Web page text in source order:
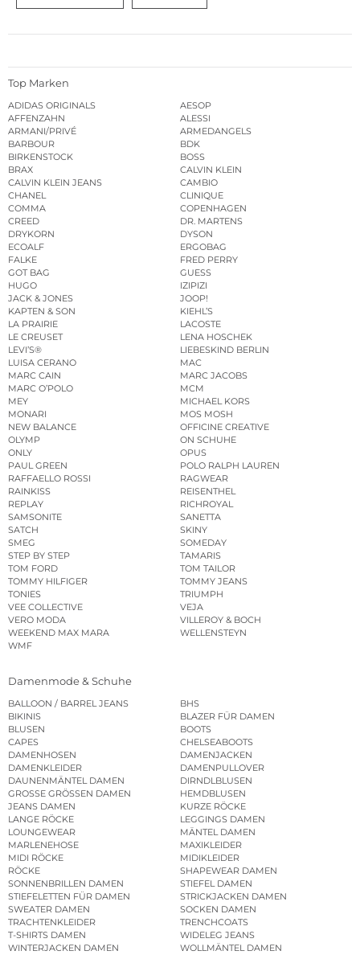
Top Marken
ADIDAS ORIGINALS
AESOP
AFFENZAHN
ALESSI
ARMANI/PRIVÉ
ARMEDANGELS
BARBOUR
BDK
BIRKENSTOCK
BOSS
BRAX
CALVIN KLEIN
CALVIN KLEIN JEANS
CAMBIO
CHANEL
CLINIQUE
COMMA
COPENHAGEN
CREED
DR. MARTENS
DRYKORN
DYSON
ECOALF
ERGOBAG
FALKE
FRED PERRY
GOT BAG
GUESS
HUGO
IZIPIZI
JACK & JONES
JOOP!
KAPTEN & SON
KIEHL’S
LA PRAIRIE
LACOSTE
LE CREUSET
LENA HOSCHEK
LEVI’S®
LIEBESKIND BERLIN
LUISA CERANO
MAC
MARC CAIN
MARC JACOBS
MARC O’POLO
MCM
MEY
MICHAEL KORS
MONARI
MOS MOSH
NEW BALANCE
OFFICINE CREATIVE
OLYMP
ON SCHUHE
ONLY
OPUS
PAUL GREEN
POLO RALPH LAUREN
RAFFAELLO ROSSI
RAGWEAR
RAINKISS
REISENTHEL
REPLAY
RICHROYAL
SAMSONITE
SANETTA
SATCH
SKINY
SMEG
SOMEDAY
STEP BY STEP
TAMARIS
TOM FORD
TOM TAILOR
TOMMY HILFIGER
TOMMY JEANS
TONIES
TRIUMPH
VEE COLLECTIVE
VEJA
VERO MODA
VILLEROY & BOCH
WEEKEND MAX MARA
WELLENSTEYN
WMF
Damenmode & Schuhe
BALLOON / BARREL JEANS
BHS
BIKINIS
BLAZER FÜR DAMEN
BLUSEN
BOOTS
CAPES
CHELSEABOOTS
DAMENHOSEN
DAMENJACKEN
DAMENKLEIDER
DAMENPULLOVER
DAUNENMÄNTEL DAMEN
DIRNDLBLUSEN
GROSSE GRÖSSEN DAMEN
HEMDBLUSEN
JEANS DAMEN
KURZE RÖCKE
LANGE RÖCKE
LEGGINGS DAMEN
LOUNGEWEAR
MÄNTEL DAMEN
MARLENEHOSE
MAXIKLEIDER
MIDI RÖCKE
MIDIKLEIDER
RÖCKE
SHAPEWEAR DAMEN
SONNENBRILLEN DAMEN
STIEFEL DAMEN
STIEFELETTEN FÜR DAMEN
STRICKJACKEN DAMEN
SWEATER DAMEN
SOCKEN DAMEN
TRACHTENKLEIDER
TRENCHCOATS
T-SHIRTS DAMEN
WIDELEG JEANS
WINTERJACKEN DAMEN
WOLLMÄNTEL DAMEN